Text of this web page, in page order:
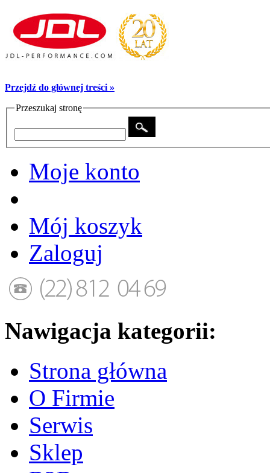
Przejdź do głównej treści »
Przeszukaj stronę
Moje konto
Mój koszyk
Zaloguj
Nawigacja kategorii:
Strona główna
O Firmie
Serwis
Sklep